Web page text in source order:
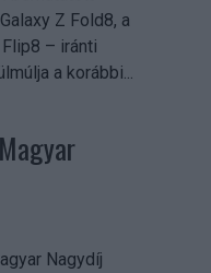
Z Fold8, a
– iránti
a korábbi...
Nagydíj